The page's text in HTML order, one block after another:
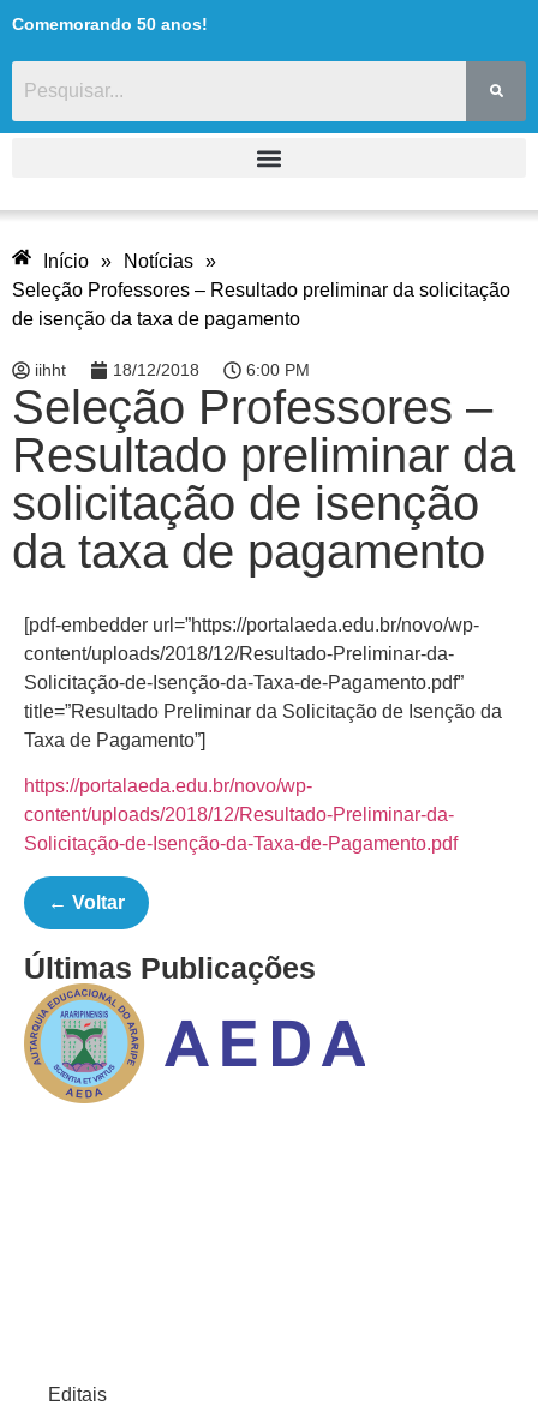
Comemorando 50 anos!
Início » Notícias »
Seleção Professores – Resultado preliminar da solicitação
de isenção da taxa de pagamento
iihht 18/12/2018 6:00 PM
Seleção Professores –
Resultado preliminar da
solicitação de isenção
da taxa de pagamento
[pdf-embedder url=”https://portalaeda.edu.br/novo/wp-
content/uploads/2018/12/Resultado-Preliminar-da-
Solicitação-de-Isenção-da-Taxa-de-Pagamento.pdf”
title=”Resultado Preliminar da Solicitação de Isenção da
Taxa de Pagamento”]
https://portalaeda.edu.br/novo/wp-
content/uploads/2018/12/Resultado-Preliminar-da-
Solicitação-de-Isenção-da-Taxa-de-Pagamento.pdf
← Voltar
Últimas Publicações
Editais